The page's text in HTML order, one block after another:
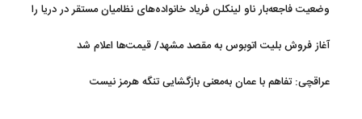
وضعیت فاجعه‌بار ناو لینکلن فریاد خانواده‌های نظامیان مستقر در دریا را
آغاز فروش بلیت اتوبوس به مقصد مشهد/ قیمت‌ها اعلام شد
عراقچی: تفاهم با عمان به‌معنی بازگشایی تنگه هرمز نیست